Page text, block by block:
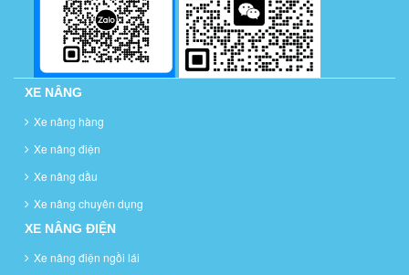
XE NÂNG
Xe nâng hàng
Xe nâng điện
Xe nâng dầu
Xe nâng chuyên dụng
XE NÂNG ĐIỆN
Xe nâng điện ngồi lái